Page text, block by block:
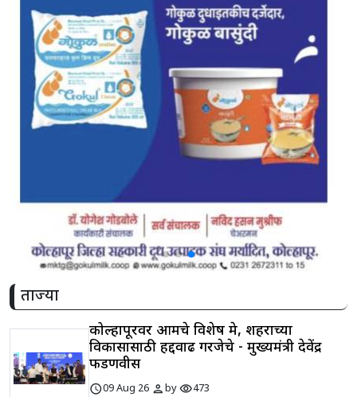
ताज्या
कोल्हापूरवर आमचे विशेष प्रेम, शहराच्या
विकासासाठी हद्दवाढ गरजेचे - मुख्यमंत्री देवेंद्र
फडणवीस
schedule09 Aug 26 personbyvisibility473